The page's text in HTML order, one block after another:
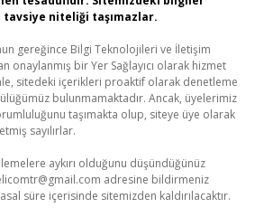
niteliği taşımazlar.
gereğince Bilgi Teknolojileri ve İletişim
onaylanmış bir Yer Sağlayıcı olarak hizmet
sitedeki içerikleri proaktif olarak denetleme
bulunmamaktadır. Ancak, üyelerimiz
taşımakta olup, siteye üye olarak
sayılırlar.
aykırı olduğunu düşündüğünüz
adresine bildirmeniz
süre içerisinde sitemizden kaldırılacaktır.